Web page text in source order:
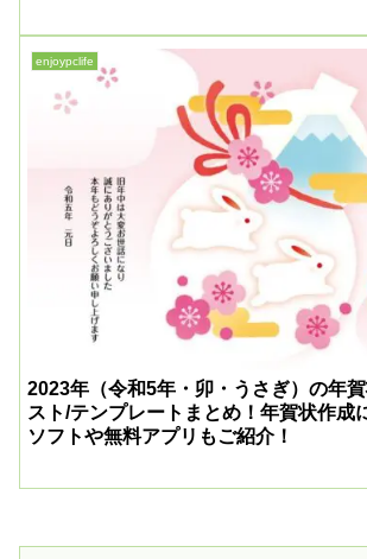
enjoypclife
2023年（令和5年・卯・うさぎ）の年
スト/テンプレートまとめ！年賀状作成
ソフトや無料アプリもご紹介！